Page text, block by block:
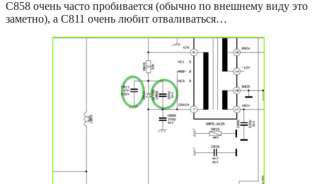
C858 очень часто пробивается (обычно по внешнему виду это
заметно), а C811 очень любит отваливаться…